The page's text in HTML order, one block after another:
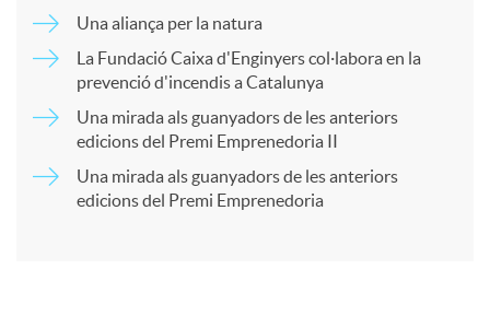
a
r
t
Una aliança per la natura
La Fundació Caixa d'Enginyers col·labora en la
prevenció d'incendis a Catalunya
Una mirada als guanyadors de les anteriors
edicions del Premi Emprenedoria II
Una mirada als guanyadors de les anteriors
edicions del Premi Emprenedoria